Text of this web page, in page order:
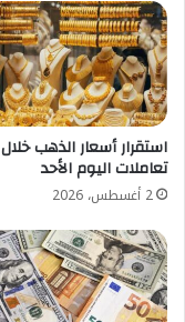
استقرار أسعار الذهب خلال
تعاملات اليوم الأحد
2 أغسطس، 2026